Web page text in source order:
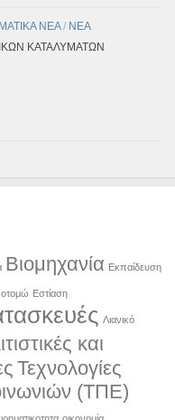
ΝΕΑ/ ΝΕΑ
ΚΑΤΑΛΥΜΑΤΩΝ
Βιομηχανία Εκπαίδευση
Εστίαση
Λιανικό
και
Τεχνολογίες
(ΤΠΕ)
οικονομία